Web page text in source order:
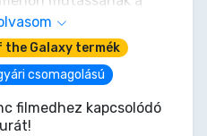
darabos csomag a
élénk, kibernetikus-
készen bármilyen
el a választást;
mindkét világból a
a leghalálosabbat?
Marvel szettet a
Galaxy termék
csomagolású
filmedhez kapcsolódó